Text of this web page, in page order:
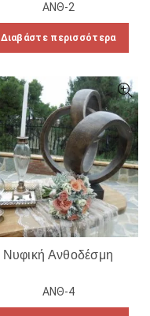
ΑΝΘ-2
Διαβάστε περισσότερα
Νυφική Ανθοδέσμη
ΑΝΘ-4